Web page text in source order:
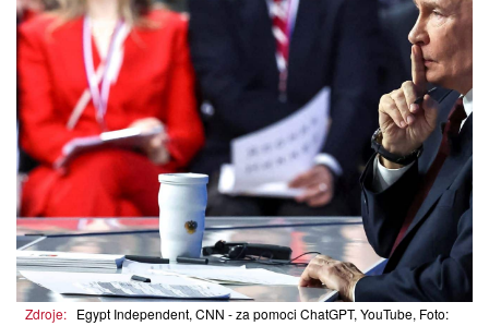
Zdroje: Egypt Independent, CNN - za pomoci ChatGPT, YouTube, Foto: